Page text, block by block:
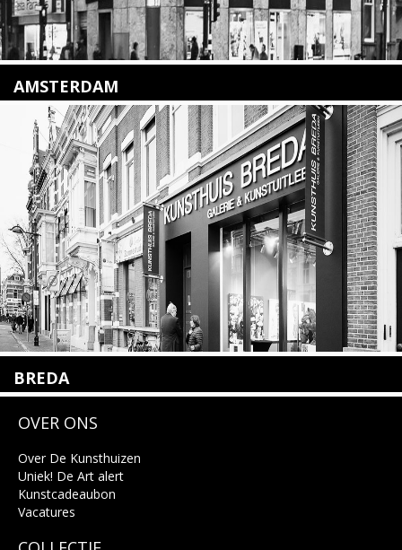
AMSTERDAM
Amstelveenseweg 135
1075 VX Amsterdam
+31 (0)20 2332546
info@kunsthuisamsterdam.nl
Lees meer
BREDA
4818 SB Breda
info@kunsthuisbreda.nl
Lees meer
OVER ONS
Over De Kunsthuizen
Uniek! De Art alert
Kunstcadeaubon
Vacatures